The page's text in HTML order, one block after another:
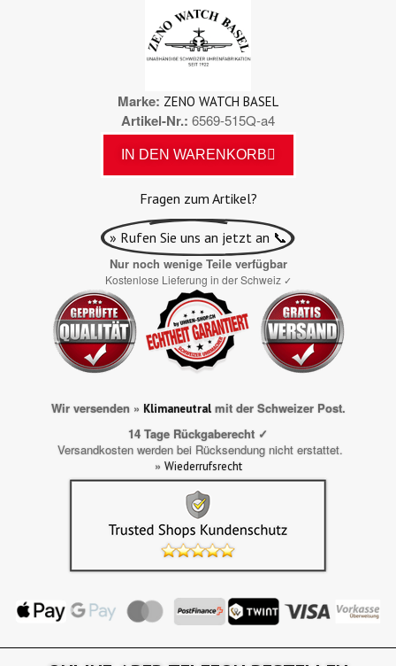
Marke ZENO WATCH BASEL
Artikel-Nr. 6569-515Q-a4
IN DEN WARENKORB
Fragen zum Artikel?
» Rufen Sie uns an jetzt an 📞
Nur noch wenige Teile verfügbar
Kostenlose Lieferung in der Schweiz ✓
Wir versenden » Klimaneutralmit der Schweizer Post.
14 Tage Rückgaberecht ✓
Versandkosten werden bei Rücksendung nicht erstattet.
» Wiederrufsrecht